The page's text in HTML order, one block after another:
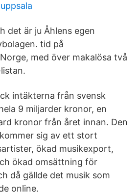
det är ju Åhlens egen
tid på
med över makalösa två
intäkterna från svensk
9 miljarder kronor, en
kronor från året innan. Den
sig av ett stort
ökad musikexport,
ökad omsättning för
då gällde det musik som
online.